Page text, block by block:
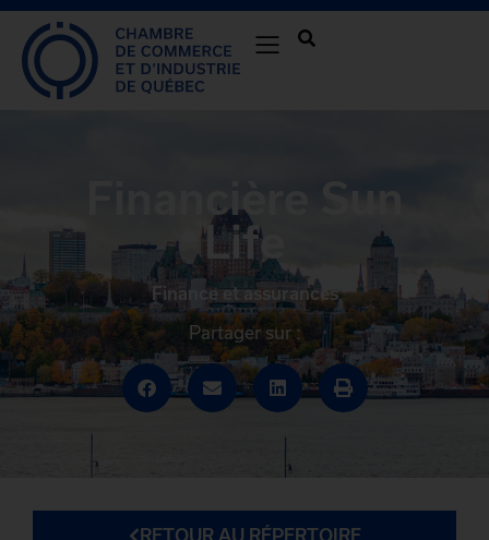
Financière Sun
Life
Finance et assurances
Partager sur :
RETOUR AU RÉPERTOIRE